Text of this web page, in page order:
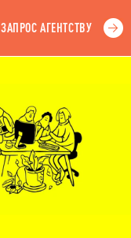
ЗАПРОС АГЕНТСТВУ